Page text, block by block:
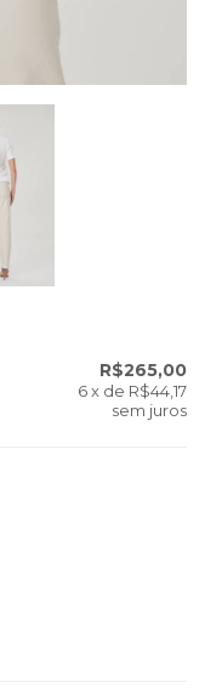
R$265,00
6x de R$44,17
sem juros